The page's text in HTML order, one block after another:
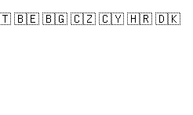
🇧🇪 🇧🇬 🇨🇿 🇨🇾 🇭🇷 🇩🇰